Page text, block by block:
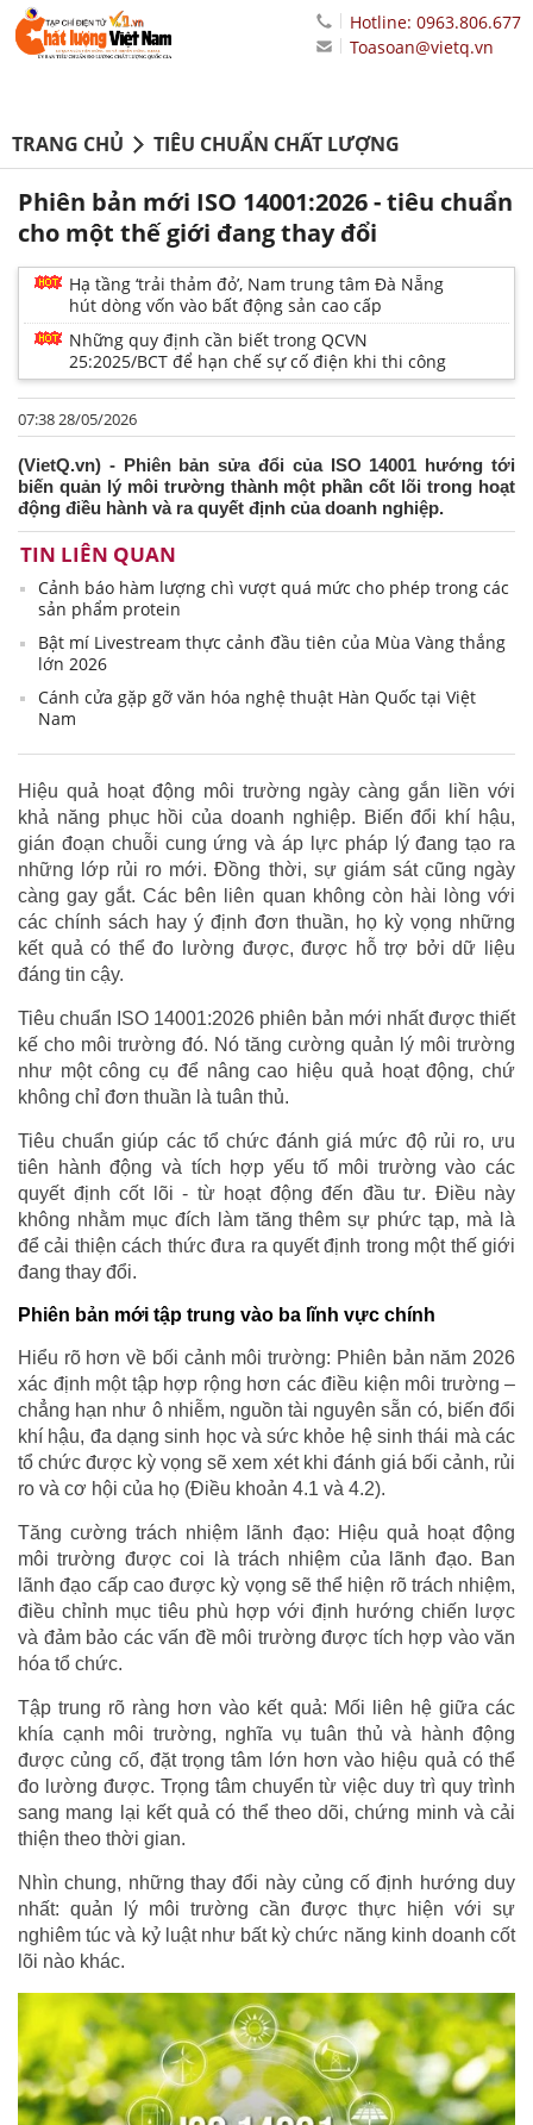
Hotline: 0963.806.677
Toasoan@vietq.vn
TRANG CHỦ TIÊU CHUẨN CHẤT LƯỢNG
Phiên bản mới ISO 14001:2026 - tiêu chuẩn
cho một thế giới đang thay đổi
Hạ tầng ‘trải thảm đỏ’, Nam trung tâm Đà Nẵng
hút dòng vốn vào bất động sản cao cấp
Những quy định cần biết trong QCVN
25:2025/BCT để hạn chế sự cố điện khi thi công
07:38 28/05/2026
(VietQ.vn) - Phiên bản sửa đổi của ISO 14001 hướng tới
biến quản lý môi trường thành một phần cốt lõi trong hoạt
động điều hành và ra quyết định của doanh nghiệp.
TIN LIÊN QUAN
Cảnh báo hàm lượng chì vượt quá mức cho phép trong các
sản phẩm protein
Bật mí Livestream thực cảnh đầu tiên của Mùa Vàng thắng
lớn 2026
Cánh cửa gặp gỡ văn hóa nghệ thuật Hàn Quốc tại Việt
Nam
Hiệu quả hoạt động môi trường ngày càng gắn liền với
khả năng phục hồi của doanh nghiệp. Biến đổi khí hậu,
gián đoạn chuỗi cung ứng và áp lực pháp lý đang tạo ra
những lớp rủi ro mới. Đồng thời, sự giám sát cũng ngày
càng gay gắt. Các bên liên quan không còn hài lòng với
các chính sách hay ý định đơn thuần, họ kỳ vọng những
kết quả có thể đo lường được, được hỗ trợ bởi dữ liệu
đáng tin cậy.
Tiêu chuẩn ISO 14001:2026 phiên bản mới nhất được thiết
kế cho môi trường đó. Nó tăng cường quản lý môi trường
như một công cụ để nâng cao hiệu quả hoạt động, chứ
không chỉ đơn thuần là tuân thủ.
Tiêu chuẩn giúp các tổ chức đánh giá mức độ rủi ro, ưu
tiên hành động và tích hợp yếu tố môi trường vào các
quyết định cốt lõi - từ hoạt động đến đầu tư. Điều này
không nhằm mục đích làm tăng thêm sự phức tạp, mà là
để cải thiện cách thức đưa ra quyết định trong một thế giới
đang thay đổi.
Phiên bản mới tập trung vào ba lĩnh vực chính
Hiểu rõ hơn về bối cảnh môi trường: Phiên bản năm 2026
xác định một tập hợp rộng hơn các điều kiện môi trường –
chẳng hạn như ô nhiễm, nguồn tài nguyên sẵn có, biến đổi
khí hậu, đa dạng sinh học và sức khỏe hệ sinh thái mà các
tổ chức được kỳ vọng sẽ xem xét khi đánh giá bối cảnh, rủi
ro và cơ hội của họ (Điều khoản 4.1 và 4.2).
Tăng cường trách nhiệm lãnh đạo: Hiệu quả hoạt động
môi trường được coi là trách nhiệm của lãnh đạo. Ban
lãnh đạo cấp cao được kỳ vọng sẽ thể hiện rõ trách nhiệm,
điều chỉnh mục tiêu phù hợp với định hướng chiến lược
và đảm bảo các vấn đề môi trường được tích hợp vào văn
hóa tổ chức.
Tập trung rõ ràng hơn vào kết quả: Mối liên hệ giữa các
khía cạnh môi trường, nghĩa vụ tuân thủ và hành động
được củng cố, đặt trọng tâm lớn hơn vào hiệu quả có thể
đo lường được. Trọng tâm chuyển từ việc duy trì quy trình
sang mang lại kết quả có thể theo dõi, chứng minh và cải
thiện theo thời gian.
Nhìn chung, những thay đổi này củng cố định hướng duy
nhất: quản lý môi trường cần được thực hiện với sự
nghiêm túc và kỷ luật như bất kỳ chức năng kinh doanh cốt
lõi nào khác.